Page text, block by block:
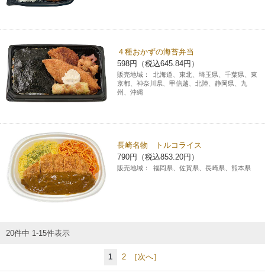
４種おかずの海苔弁当
598円（税込645.84円）
販売地域：
北海道、東北、埼玉県、千葉県、東
京都、神奈川県、甲信越、北陸、静岡県、九
州、沖縄
長崎名物 トルコライス
790円（税込853.20円）
販売地域： 福岡県、佐賀県、長崎県、熊本県
20件中 1-15件表示
1 2 ［次へ］